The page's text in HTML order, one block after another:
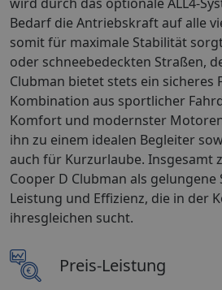
Bedarf die Antriebskraft auf alle
somit für maximale Stabilität
oder schneebedeckten Straßen,
Clubman bietet stets ein sicheres
Kombination aus sportlicher
Komfort und modernster
ihn zu einem idealen Begleiter
auch für Kurzurlaube. Insgesamt
Cooper D Clubman als gelungene
Leistung und Effizienz, die in der
ihresgleichen sucht.
Preis-Leistung